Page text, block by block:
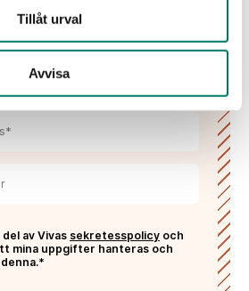
Tillåt urval
Avvisa
till Vivas värld
och få våra
och tävlingar!
av Vivas sekretesspolicy och
mina uppgifter hanteras och